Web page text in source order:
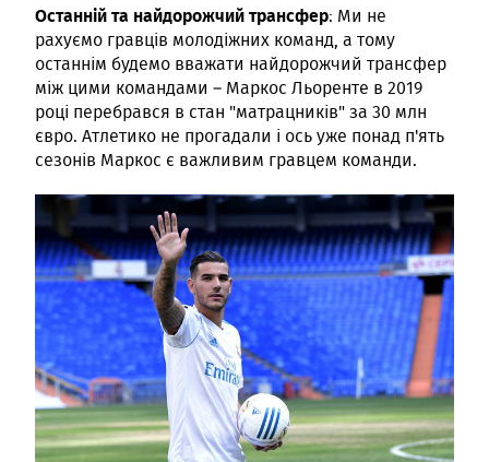
Останній та найдорожчий трансфер: Ми не
рахуємо гравців молодіжних команд, а тому
останнім будемо вважати найдорожчий трансфер
між цими командами – Маркос Льоренте в 2019
році перебрався в стан "матрацників" за 30 млн
євро. Атлетико не прогадали і ось уже понад п'ять
сезонів Маркос є важливим гравцем команди.